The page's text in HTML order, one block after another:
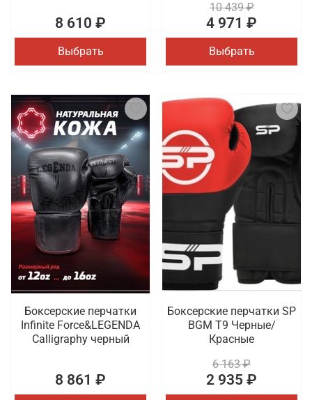
8 610 ₽
Выбрать
10 439 ₽
4 971 ₽
Выбрать
Боксерские перчатки
Infinite Force&LEGENDA
Calligraphy черный
8 861 ₽
Боксерские перчатки SP
BGM T9 Черные/
Красные
6 163 ₽
2 935 ₽